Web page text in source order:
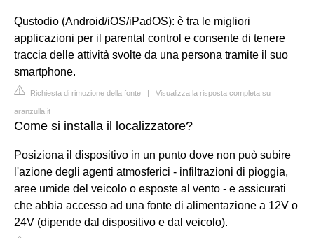
Qustodio (Android/iOS/iPadOS): è tra le migliori
applicazioni per il parental control e consente di tenere
traccia delle attività svolte da una persona tramite il suo
smartphone.
Richiesta di rimozione della fonte | Visualizza la risposta completa su
aranzulla.it
Come si installa il localizzatore?
Posiziona il dispositivo in un punto dove non può subire
l'azione degli agenti atmosferici - infiltrazioni di pioggia,
aree umide del veicolo o esposte al vento - e assicurati
che abbia accesso ad una fonte di alimentazione a 12V o
24V (dipende dal dispositivo e dal veicolo).